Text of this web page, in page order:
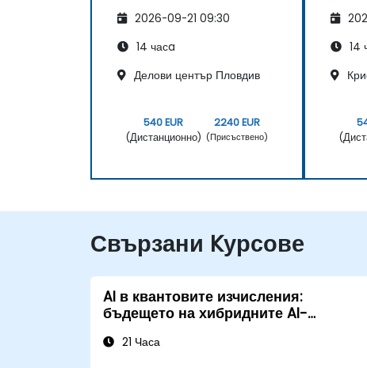
2026-09-21 09:30
14 часa
Делови център Пловдив
540 EUR
(Дистанционно)
2240 EUR
(Присъствено)
14
Свързани Kурсове
AI в квантовите изчисления:
бъдещето на хибридните AI-
21 Часа